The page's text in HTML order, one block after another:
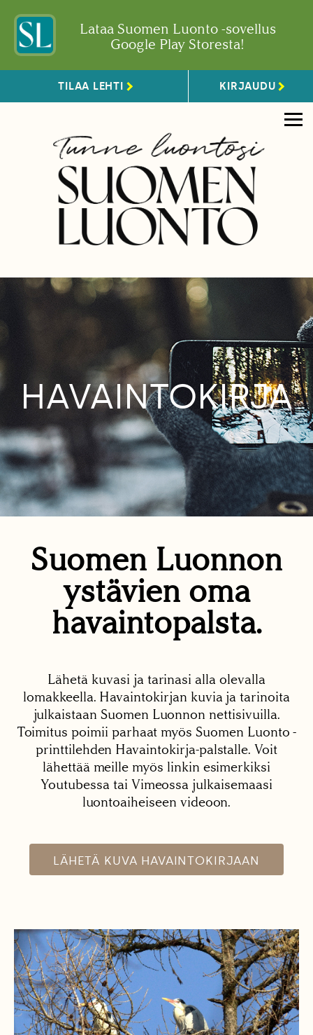
Lataa Suomen Luonto -sovellus
Google Play Storesta!
TILAA LEHTI KIRJAUDU
HAVAINTOKIRJA
Suomen Luonnon
ystävien oma
havaintopalsta.
Lähetä kuvasi ja tarinasi alla olevalla
lomakkeella. Havaintokirjan kuvia ja tarinoita
julkaistaan Suomen Luonnon nettisivuilla.
Toimitus poimii parhaat myös Suomen Luonto -
printtilehden Havaintokirja-palstalle. Voit
lähettää meille myös linkin esimerkiksi
Youtubessa tai Vimeossa julkaisemaasi
luontoaiheiseen videoon.
LÄHETÄ KUVA HAVAINTOKIRJAAN